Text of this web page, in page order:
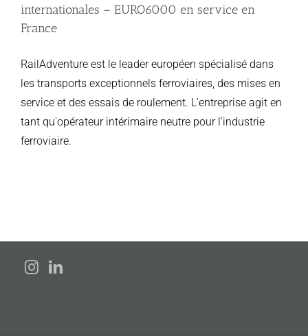
internationales – EURO6000 en service en
France
RailAdventure est le leader européen spécialisé dans
les transports exceptionnels ferroviaires, des mises en
service et des essais de roulement. L'entreprise agit en
tant qu'opérateur intérimaire neutre pour l'industrie
ferroviaire.